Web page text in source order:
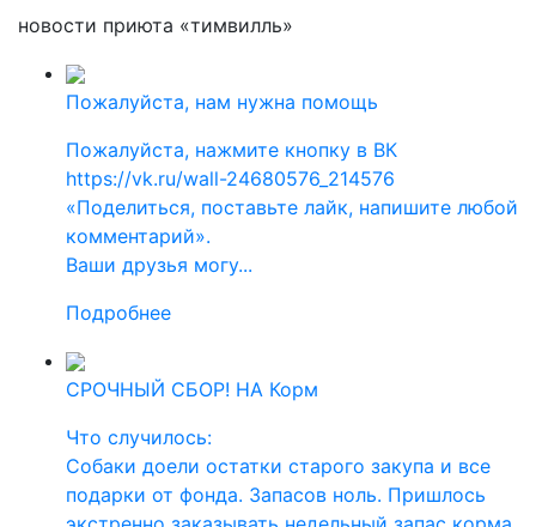
новости приюта «тимвилль»
Пожалуйста, нам нужна помощь
Пожалуйста, нажмите кнопку в ВК
https://vk.ru/wall-24680576_214576
«Поделиться, поставьте лайк, напишите любой
комментарий».
Ваши друзья могу...
Подробнее
СРОЧНЫЙ СБОР! НА Корм
Что случилось:
Собаки доели остатки старого закупа и все
подарки от фонда. Запасов ноль. Пришлось